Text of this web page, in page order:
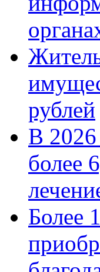
рублей
В 2026
более
Более